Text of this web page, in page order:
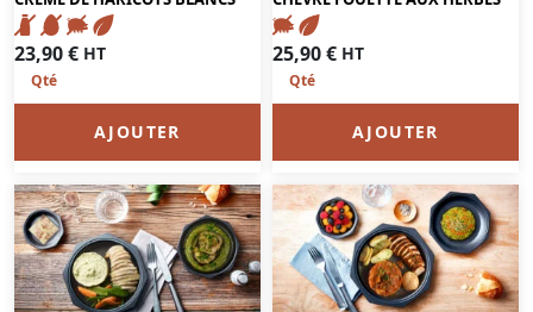
23,90€ HT
AJOUTER
25,90€ HT
AJOUTER